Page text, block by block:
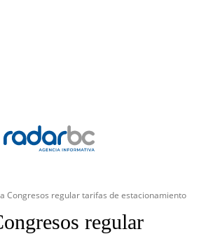
Congresos regular tarifas de estacionamiento
regular